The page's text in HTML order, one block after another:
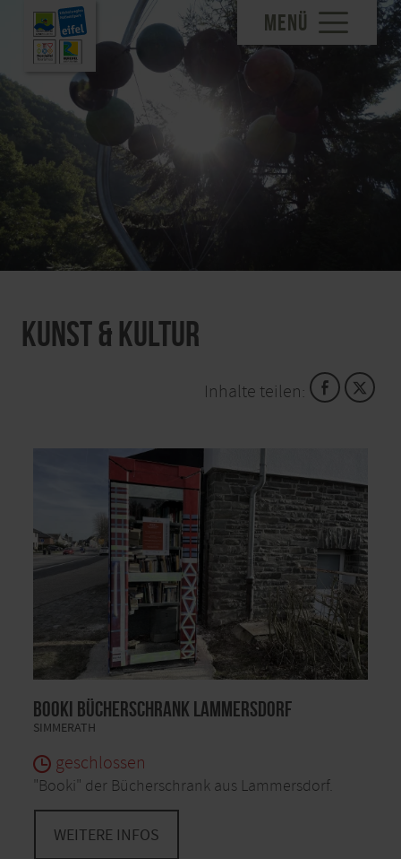
MENÜ
Kunst & Kultur
Inhalte teilen:
Booki Bücherschrank Lammersdorf
SIMMERATH
geschlossen
"Booki" der Bücherschrank aus Lammersdorf.
WEITERE INFOS